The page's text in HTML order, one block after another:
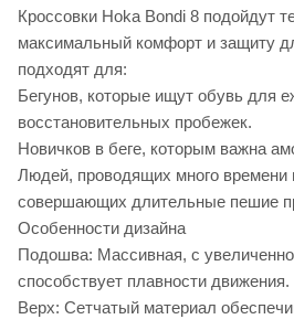
Кроссовки Hoka Bondi 8 подойдут
максимальный комфорт и защиту
подходят для:
Бегунов, которые ищут обувь для
восстановительных пробежек.
Новичков в беге, которым важна
Людей, проводящих много времени
совершающих длительные пешие
Особенности дизайна
Подошва: Массивная, с
способствует плавности движения.
Верх: Сетчатый материал